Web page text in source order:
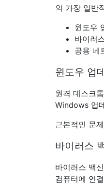
의 가장 일반
윈도우
바이러
공용 네
윈도우 업
원격 데스크
Windows 업
근본적인 문
바이러스
바이러스 백
컴퓨터에 연